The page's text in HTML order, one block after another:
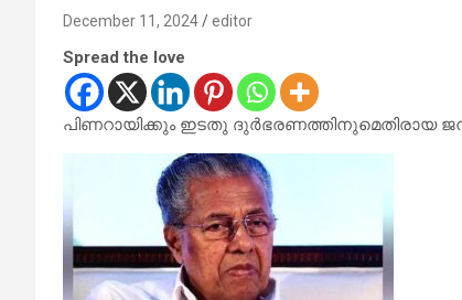
December 11, 2024 editor
Spread the love
പിണറായിക്കും ഇടതു ദുര്‍ഭരണത്തിനുമെതിരായ